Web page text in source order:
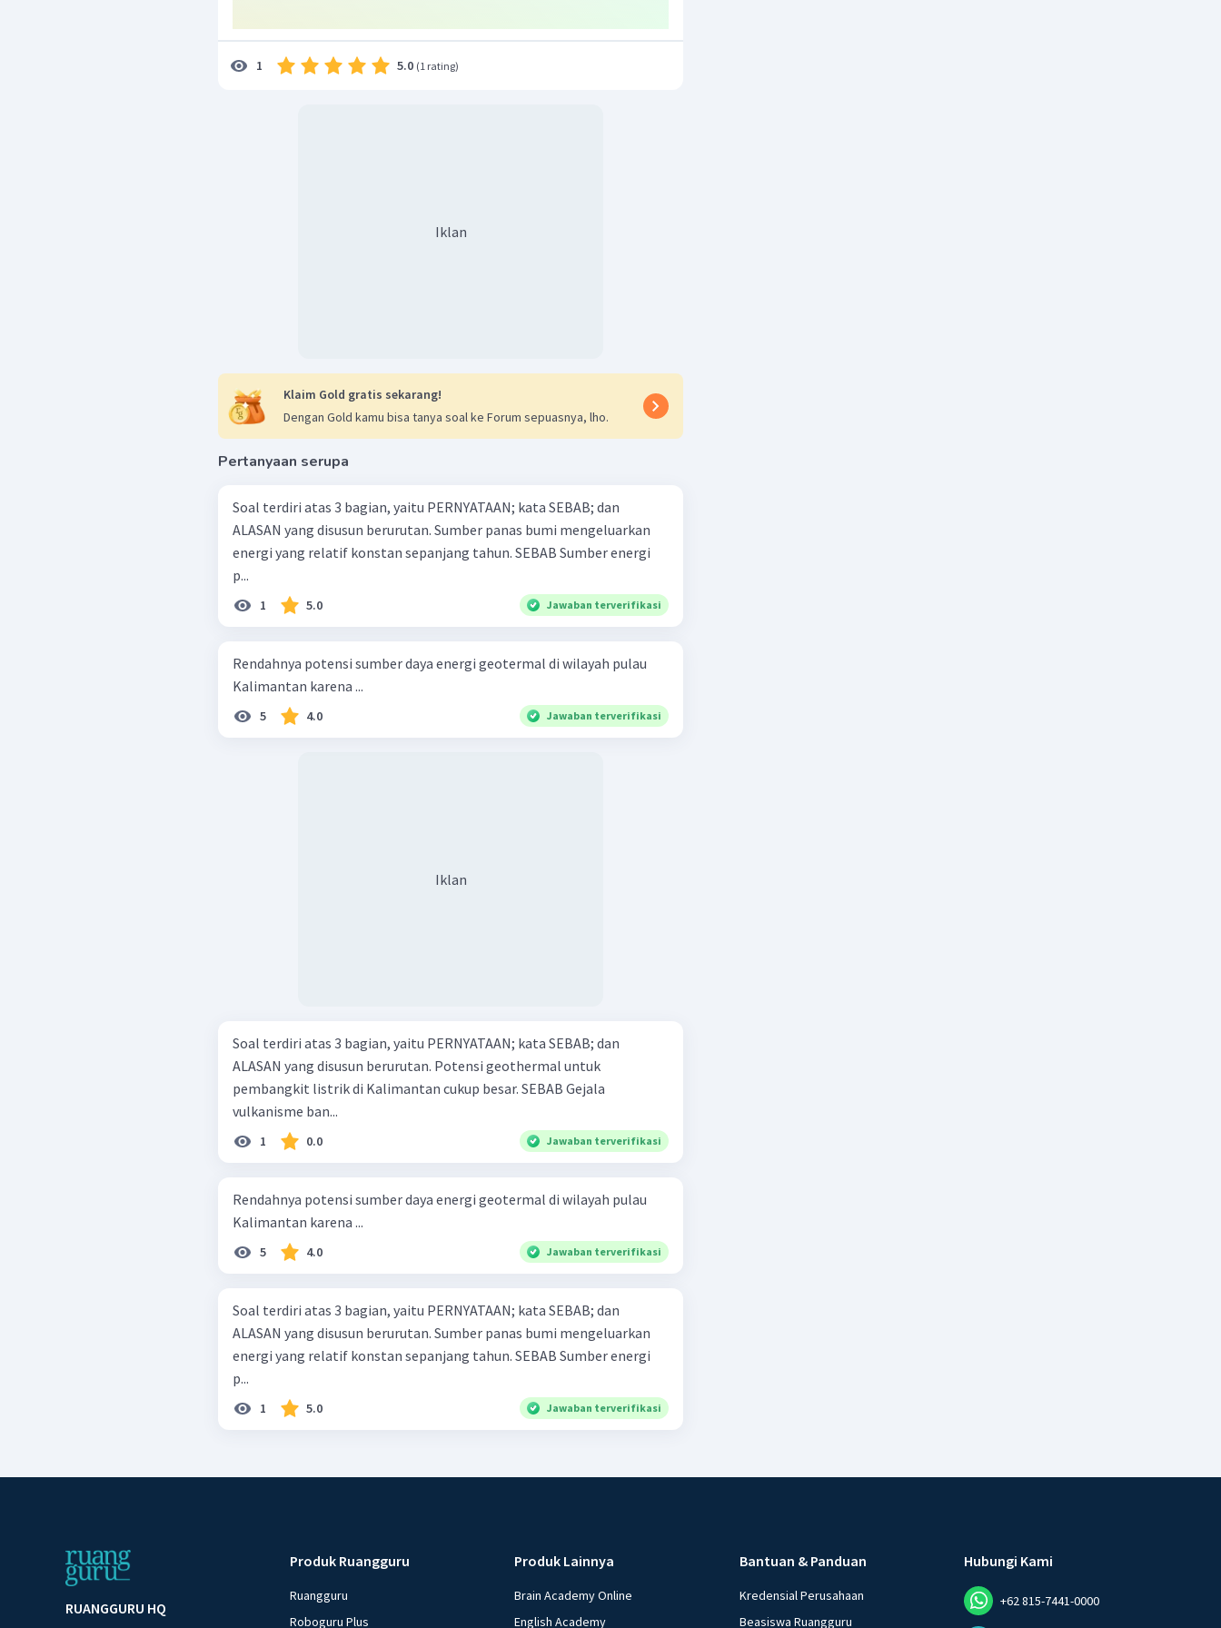
1 5.0 (1 rating)
Iklan
Klaim Gold gratis sekarang!
Dengan Gold kamu bisa tanya soal ke Forum sepuasnya, lho.
Pertanyaan serupa
Soal terdiri atas 3 bagian, yaitu PERNYATAAN; kata SEBAB; dan
ALASAN yang disusun berurutan. Sumber panas bumi mengeluarkan
energi yang relatif konstan sepanjang tahun. SEBAB Sumber energi
p...
1 5.0 Jawaban terverifikasi
Rendahnya potensi sumber daya energi geotermal di wilayah pulau
Kalimantan karena ...
5 4.0 Jawaban terverifikasi
Iklan
Soal terdiri atas 3 bagian, yaitu PERNYATAAN; kata SEBAB; dan
ALASAN yang disusun berurutan. Potensi geothermal untuk
pembangkit listrik di Kalimantan cukup besar. SEBAB Gejala
vulkanisme ban...
1 0.0 Jawaban terverifikasi
Rendahnya potensi sumber daya energi geotermal di wilayah pulau
Kalimantan karena ...
5 4.0 Jawaban terverifikasi
Soal terdiri atas 3 bagian, yaitu PERNYATAAN; kata SEBAB; dan
ALASAN yang disusun berurutan. Sumber panas bumi mengeluarkan
energi yang relatif konstan sepanjang tahun. SEBAB Sumber energi
p...
1 5.0 Jawaban terverifikasi
RUANGGURU HQ
Produk Ruangguru
Ruangguru
Roboguru Plus
Produk Lainnya
Brain Academy Online
English Academy
Bantuan & Panduan
Kredensial Perusahaan
Beasiswa Ruangguru
Hubungi Kami
+62 815-7441-0000